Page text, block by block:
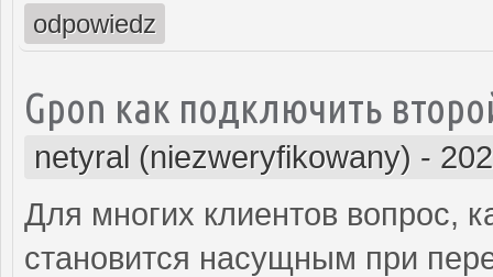
odpowiedz
Gpon как подключить
netyral (niezweryfikowany) -
Для многих клиентов вопрос,
становится насущным при